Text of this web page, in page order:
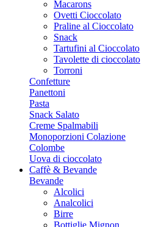
Macarons
Ovetti Cioccolato
Praline al Cioccolato
Snack
Tartufini al Cioccolato
Tavolette di cioccolato
Torroni
Confetture
Panettoni
Pasta
Snack Salato
Creme Spalmabili
Monoporzioni Colazione
Colombe
Uova di cioccolato
Caffè & Bevande
Bevande
Alcolici
Analcolici
Birre
Bottiglie Mignon